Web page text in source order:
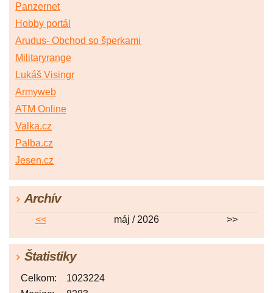
Panzernet
Hobby portál
Arudus- Obchod so šperkami
Militaryrange
Lukáš Visingr
Armyweb
ATM Online
Valka.cz
Palba.cz
Jesen.cz
Archív
<< máj / 2026 >>
Štatistiky
Celkom:
1023224